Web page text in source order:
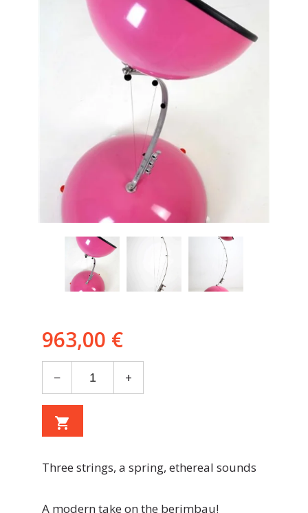
963,00 €
− +
shopping_cart
Three strings, a spring, ethereal sounds
A modern take on the berimbau!